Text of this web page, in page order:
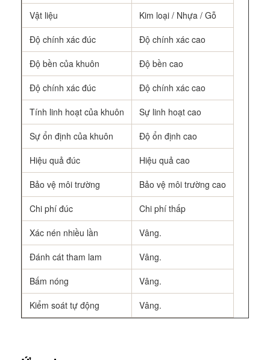
Vật liệu
Kim loại / Nhựa / Gỗ
Độ chính xác đúc
Độ chính xác cao
Độ bền của khuôn
Độ bền cao
Độ chính xác đúc
Độ chính xác cao
Tính linh hoạt của khuôn
Sự linh hoạt cao
Sự ổn định của khuôn
Độ ổn định cao
Hiệu quả đúc
Hiệu quả cao
Bảo vệ môi trường
Bảo vệ môi trường cao
Chi phí đúc
Chi phí thấp
Xác nén nhiều lần
Vâng.
Đánh cát tham lam
Vâng.
Bấm nóng
Vâng.
Kiểm soát tự động
Vâng.